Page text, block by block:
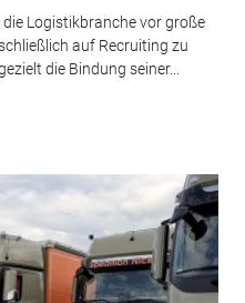
Logistikbranche vor große
auf Recruiting zu
die Bindung seiner...